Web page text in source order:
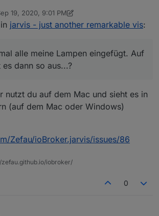
jetzt mal alle meine Lampen eingefügt. Auf
sieht es dann so aus...?
19, 2020, 9:01 PM
ZefauSep 19, 2020, 11:01 PM
jarvis - just another remarkable vis:
alle meine Lampen eingefügt. Auf
dann so aus...?
nutzt du auf dem Mac und sieht es in
(auf dem Mac oder Windows)
Zefau/ioBroker.jarvis/issues/86
iobroker/
0